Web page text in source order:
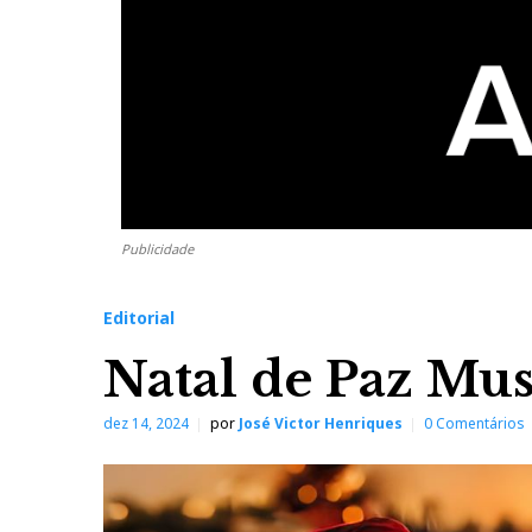
Publicidade
Editorial
Natal de Paz
dez 14, 2024 por José Victor Henriques 0 Comentários